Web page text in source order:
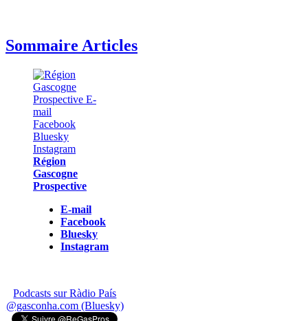
Sommaire Articles
Région
Gascogne
Prospective
E-mail
Facebook
Bluesky
Instagram
Podcasts sur Ràdio País
@gasconha.com (Bluesky)